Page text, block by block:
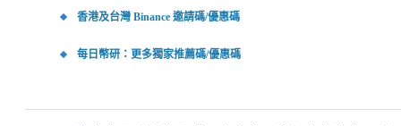
香港及台灣 Binance 邀請碼/優惠碼
每日幣研：更多獨家推薦碼/優惠碼